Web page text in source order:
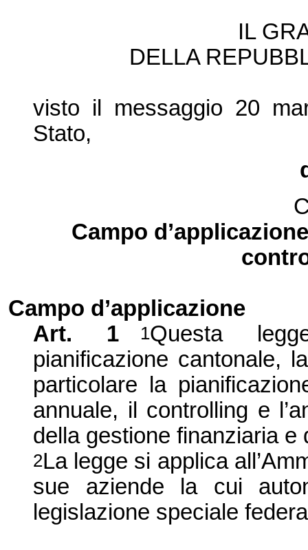
IL
DELLA
visto il messaggio 20
Stato,
Campo
Campo d’applicazione
Art. 1
1Questa
pianificazione cantonale,
particolare la
annuale, il controlling e
della gestione finanziaria e
2La legge si applica
sue aziende la cui
legislazione speciale